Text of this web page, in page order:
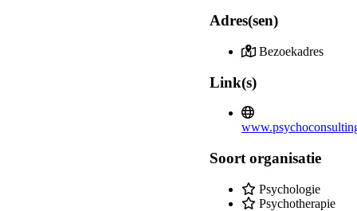
Adres(sen)
Bezoekadres
Link(s)
Soort organisatie
Psychologie
Psychotherapie